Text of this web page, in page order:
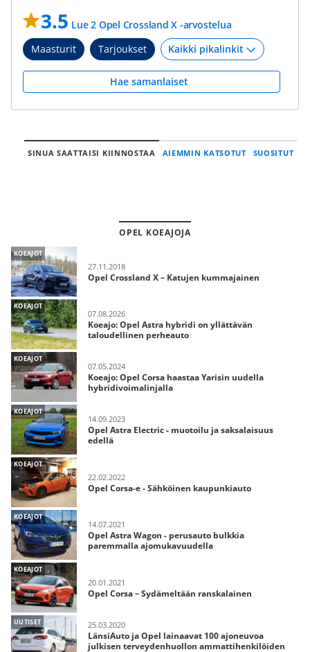
3.5 Lue 2 Opel Crossland X -arvostelua
Maasturit
Tarjoukset
Hae samanlaiset
SINUA SAATTAISI KIINNOSTAA AIEMMIN KATSOTUT SUOSITUT
OPEL KOEAJOJA
KOEAJOT
27.11.2018
Opel Crossland X – Katujen kummajainen
KOEAJOT
07.08.2026
Koeajo: Opel Astra hybridi on yllättävän
taloudellinen perheauto
KOEAJOT
07.05.2024
Koeajo: Opel Corsa haastaa Yarisin uudella
hybridivoimalinjalla
KOEAJOT
14.09.2023
Opel Astra Electric - muotoilu ja saksalaisuus
edellä
KOEAJOT
22.02.2022
Opel Corsa-e - Sähköinen kaupunkiauto
KOEAJOT
14.07.2021
Opel Astra Wagon - perusauto bulkkia
paremmalla ajomukavuudella
KOEAJOT
20.01.2021
Opel Corsa – Sydämeltään ranskalainen
UUTISET 25.03.2020
LänsiAuto ja Opel lainaavat 100 ajoneuvoa
julkisen terveydenhuollon ammattihenkilöiden